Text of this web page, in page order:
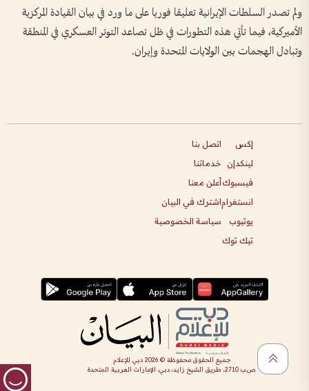
ولم تصدر السلطات الإيرانية تعليقا فوريا على ما ورد في بيان القيادة المركزية
الأميركية، فيما تأتي هذه التطورات في ظل تصاعد التوتر العسكري في المنطقة
وتبادل الهجمات بين الولايات المتحدة وإيران.
إكس
لينكدإن
فيسبوك
انستغرام
يوتيوب
تيك توك
اتصل بنا
خدماتنا
أعلن معنا
اشترك في البيان
سياسة الخصوصية
جميع الحقوق محفوظة ©2026 دبي للإعلام
ص.ب 2710، طريق الشيخ زايد، دبي، الإمارات العربية المتحدة